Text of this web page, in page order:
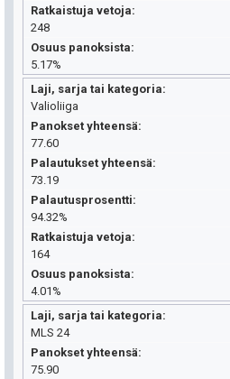
Ratkaistuja vetoja
248
Osuus panoksista
5.17%
Laji, sarja tai kategoria
Valioliiga
Panokset yhteensä
77.60
Palautukset yhteensä
73.19
Palautusprosentti
94.32%
Ratkaistuja vetoja
164
Osuus panoksista
4.01%
Laji, sarja tai kategoria
MLS 24
Panokset yhteensä
75.90